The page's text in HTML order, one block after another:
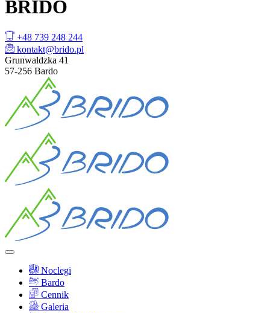
BRIDO
+48 739 248 244
kontakt@brido.pl
Grunwaldzka 41
57-256 Bardo
Noclegi
Bardo
Cennik
Galeria